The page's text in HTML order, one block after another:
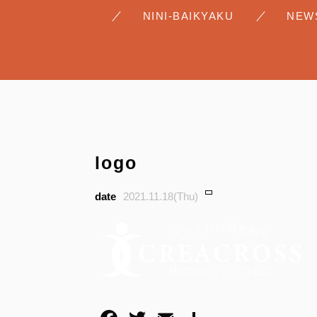
NINI-BAIKYAKU
logo
2021.11.18(Thu)